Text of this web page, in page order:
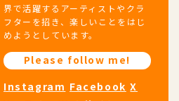
界で活躍するアーティストやクラ
フターを招き、楽しいことをはじ
めようとしています。
Please follow me!
Instagram Facebook X